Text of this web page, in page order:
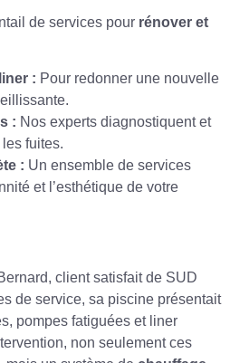
de services pour rénover et
: Pour redonner une nouvelle
: Nos experts diagnostiquent et
fuites.
: Un ensemble de services
et l’esthétique de votre
client satisfait de SUD
de service, sa piscine présentait
pompes fatiguées et liner
non seulement ces